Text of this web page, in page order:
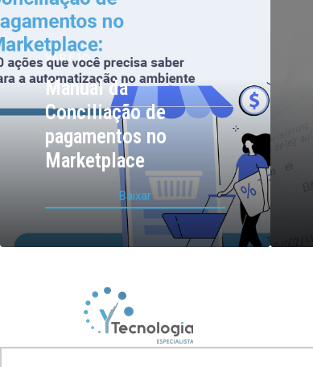
VAREJO
Manual da
Conciliação de
pagamentos no
Marketplace
Baixar